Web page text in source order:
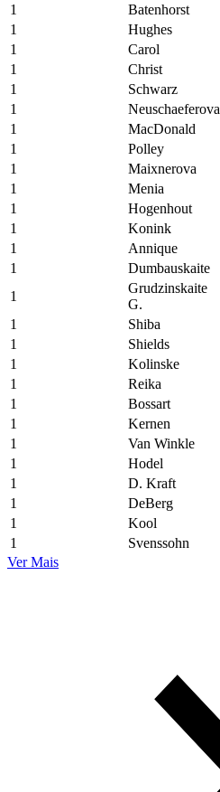
1
Batenhorst
1
Hughes
1
Carol
1
Christ
1
Schwarz
1
Neuschaeferova
1
MacDonald
1
Polley
1
Maixnerova
1
Menia
1
Hogenhout
1
Konink
1
Annique
1
Dumbauskaite
1
Grudzinskaite
G.
1
Shiba
1
Shields
1
Kolinske
1
Reika
1
Bossart
1
Kernen
1
Van Winkle
1
Hodel
1
D. Kraft
1
DeBerg
1
Kool
1
Svenssohn
Ver Mais